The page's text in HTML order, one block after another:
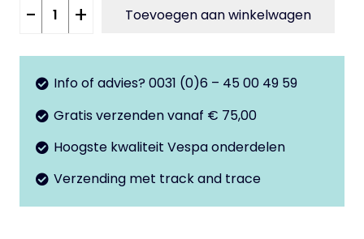
Borgnippel
koppeling
en
voorremkabel
- + Toevoegen aan winkelwagen
Info of advies? 0031 (0)6 – 45 00 49 59
Gratis verzenden vanaf € 75,00
Hoogste kwaliteit Vespa onderdelen
Verzending met track and trace